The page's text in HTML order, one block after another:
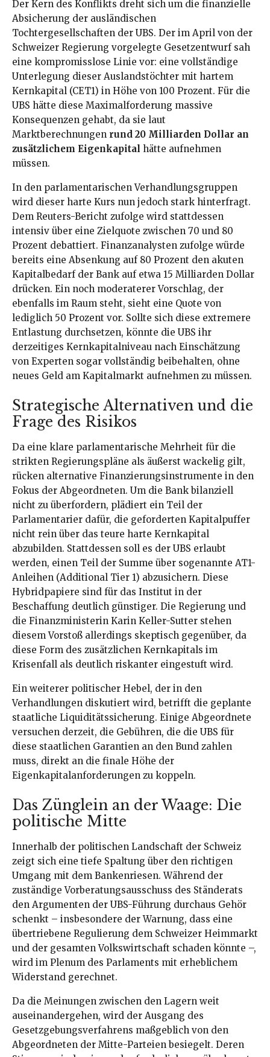
Der Kern des Konflikts dreht sich um die finanzielle
Absicherung der ausländischen
Tochtergesellschaften der UBS. Der im April von der
Schweizer Regierung vorgelegte Gesetzentwurf sah
eine kompromisslose Linie vor: eine vollständige
Unterlegung dieser Auslandstöchter mit hartem
Kernkapital (CET1) in Höhe von 100 Prozent. Für die
UBS hätte diese Maximalforderung massive
Konsequenzen gehabt, da sie laut
Marktberechnungen rund 20 Milliarden Dollar an
zusätzlichem Eigenkapital hätte aufnehmen
müssen.
In den parlamentarischen Verhandlungsgruppen
wird dieser harte Kurs nun jedoch stark hinterfragt.
Dem Reuters-Bericht zufolge wird stattdessen
intensiv über eine Zielquote zwischen 70 und 80
Prozent debattiert. Finanzanalysten zufolge würde
bereits eine Absenkung auf 80 Prozent den akuten
Kapitalbedarf der Bank auf etwa 15 Milliarden Dollar
drücken. Ein noch moderaterer Vorschlag, der
ebenfalls im Raum steht, sieht eine Quote von
lediglich 50 Prozent vor. Sollte sich diese extremere
Entlastung durchsetzen, könnte die UBS ihr
derzeitiges Kernkapitalniveau nach Einschätzung
von Experten sogar vollständig beibehalten, ohne
neues Geld am Kapitalmarkt aufnehmen zu müssen.
Strategische Alternativen und die
Frage des Risikos
Da eine klare parlamentarische Mehrheit für die
strikten Regierungspläne als äußerst wackelig gilt,
rücken alternative Finanzierungsinstrumente in den
Fokus der Abgeordneten. Um die Bank bilanziell
nicht zu überfordern, plädiert ein Teil der
Parlamentarier dafür, die geforderten Kapitalpuffer
nicht rein über das teure harte Kernkapital
abzubilden. Stattdessen soll es der UBS erlaubt
werden, einen Teil der Summe über sogenannte AT1-
Anleihen (Additional Tier 1) abzusichern. Diese
Hybridpapiere sind für das Institut in der
Beschaffung deutlich günstiger. Die Regierung und
die Finanzministerin Karin Keller-Sutter stehen
diesem Vorstoß allerdings skeptisch gegenüber, da
diese Form des zusätzlichen Kernkapitals im
Krisenfall als deutlich riskanter eingestuft wird.
Ein weiterer politischer Hebel, der in den
Verhandlungen diskutiert wird, betrifft die geplante
staatliche Liquiditätssicherung. Einige Abgeordnete
versuchen derzeit, die Gebühren, die die UBS für
diese staatlichen Garantien an den Bund zahlen
muss, direkt an die finale Höhe der
Eigenkapitalanforderungen zu koppeln.
Das Zünglein an der Waage: Die
politische Mitte
Innerhalb der politischen Landschaft der Schweiz
zeigt sich eine tiefe Spaltung über den richtigen
Umgang mit dem Bankenriesen. Während der
zuständige Vorberatungsausschuss des Ständerats
den Argumenten der UBS-Führung durchaus Gehör
schenkt – insbesondere der Warnung, dass eine
übertriebene Regulierung dem Schweizer Heimmarkt
und der gesamten Volkswirtschaft schaden könnte –,
wird im Plenum des Parlaments mit erheblichem
Widerstand gerechnet.
Da die Meinungen zwischen den Lagern weit
auseinandergehen, wird der Ausgang des
Gesetzgebungsverfahrens maßgeblich von den
Abgeordneten der Mitte-Parteien besiegelt. Deren